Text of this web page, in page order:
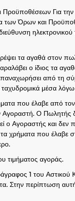
Προϋποθέσεων Για
των Όρων και
ηλεκτρονικού
τα αγαθά στον
ο ίδιος τα
από τη
μέσα
που έλαβε από τον
Ο Πωλητής
ο Αγοραστής και δεν
χρήματα που έλαβε
τιμήματος αγοράς.
1 του Αστικού
Στην περίπτωση